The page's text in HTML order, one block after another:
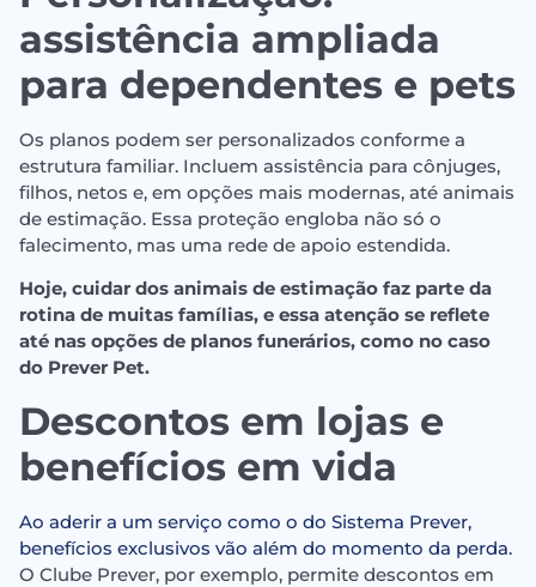
assistência ampliada
para dependentes e pets
Os planos podem ser personalizados conforme a
estrutura familiar. Incluem assistência para cônjuges,
filhos, netos e, em opções mais modernas, até animais
de estimação. Essa proteção engloba não só o
falecimento, mas uma rede de apoio estendida.
Hoje, cuidar dos animais de estimação faz parte da
rotina de muitas famílias, e essa atenção se reflete
até nas opções de planos funerários, como no caso
do Prever Pet.
Descontos em lojas e
benefícios em vida
Ao aderir a um serviço como o do Sistema Prever,
benefícios exclusivos vão além do momento da perda.
O Clube Prever, por exemplo, permite descontos em